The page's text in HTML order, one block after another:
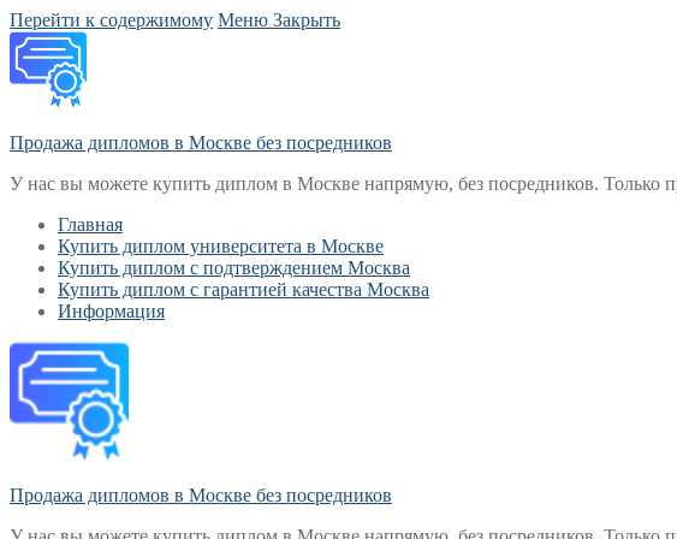
Перейти к содержимому Меню Закрыть
Продажа дипломов в Москве без посредников
У нас вы можете купить диплом в Москве напрямую, без посредников. Только
Главная
Купить диплом университета в Москве
Купить диплом с подтверждением Москва
Купить диплом с гарантией качества Москва
Информация
Продажа дипломов в Москве без посредников